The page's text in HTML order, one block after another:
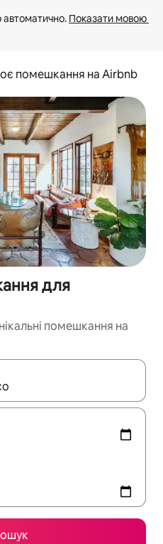
Показати мовою
помешкання на Airbnb
для
помешкання на
використовуйте для